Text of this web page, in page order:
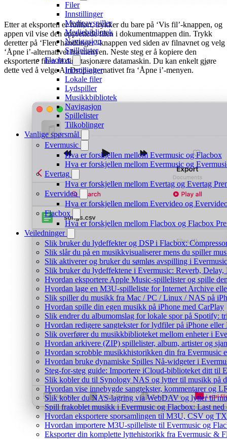
Filer
Innstillinger
Medieavspiller
Mediebibliotek
Navigasjon
Spillelister
Flacbox
Innstillinger
Lokale filer
Lydspiller
Musikkbibliotek
Navigasjon
Spillelister
Tilkoblinger
Vanlige spørsmål
Evermusic
Hva er forskjellen mellom Evermusic og Flacbox
Hva er forskjellen mellom Evermusic og
Evertag
Hva er forskjellen mellom Evertag og Evertag
Evervideo
Hva er forskjellen mellom Evervideo og
Flacbox
Hva er forskjellen mellom Flacbox og Flacbox
Veiledninger
Slik bruker du lydeffekter og DSP i Flacbox:
Slik slår du på en musikkvisualiserer mens du spiller
Slik aktiverer og bruker du sømløs avspilling i Evermusic
Slik bruker du lydeffektene i Evermusic: Reverb,
Hvordan eksportere Apple Music-spillelister og spille
Hvordan lage en M3U-spilleliste for Internet Archive
Slik spiller du musikk fra Mac / PC / Linux / NAS på
Hvordan spille din egen musikk på iPhone med CarPlay
Slik endrer du albumomslag for lokale spor på Spotify:
Hvordan redigere sangtekster for lydfiler på iPhone
Slik overfører du musikkbiblioteket mellom enheter i
Hvordan arkivere (ZIP) spillelister, album, artister og
Hvordan scrobble musikkhistorikken din fra Evermusic
Hvordan bruke dynamiske Spilles Nå-widgeter i
Steg-for-steg guide: Importere iCloud-biblioteket ditt til
Slik kobler du til Synology NAS og lytter til musikk på
Hvordan vise innebygde sangtekster, kommentarer og
Slik kobler du NAS-lagring via WebDAV og lytter til
Spill frakoblet musikk i Evermusic og Flacbox: Last
Hvordan eksportere sporsamlingen til M3U, CSV og
Hvordan importere M3U-spilleliste til Evermusic og
Eksporter din komplette lyttehistorikk fra Evermusic &
Etter at eksporten er fullført, trykker du bare på ‘Vis fil’-knappen, og
appen vil vise den opprettede filen i dokumentmappen din. Trykk
deretter på ‘Flere handlinger’-knappen ved siden av filnavnet og velg
‘Åpne i’-alternativet fra menyen. Neste steg er å kopiere den
eksporterte filen til din stasjonære datamaskin. Du kan enkelt gjøre
dette ved å velge AirDrop-alternativet fra ‘Åpne i’-menyen.